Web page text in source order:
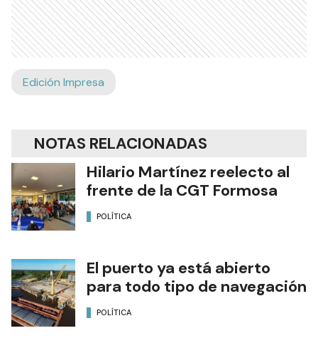
Edición Impresa
NOTAS RELACIONADAS
Hilario Martínez reelecto al
frente de la CGT Formosa
POLÍTICA
El puerto ya está abierto
para todo tipo de navegación
POLÍTICA